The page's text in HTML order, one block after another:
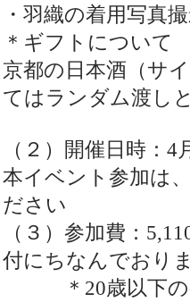
・羽織の着用写真
＊ギフトについて
京都の日本酒（サ
てはランダム渡し
（２）開催日時：
本イベント参加は
ださい
（３）参加費：
付にちなんでおり
＊ 20歳以下